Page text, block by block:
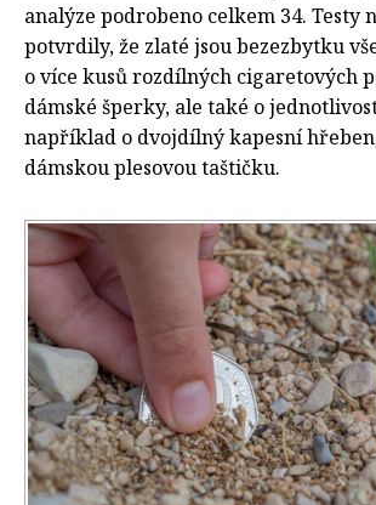
analýze podrobeno celkem 34. Testy
potvrdily, že zlaté jsou bezezbytku
o více kusů rozdílných cigaretových
dámské šperky, ale také o
například o dvojdílný kapesní
dámskou plesovou taštičku.